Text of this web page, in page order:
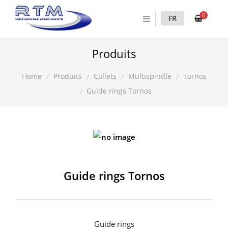
0
FR
Produits
Home Produits Collets Multispindle
Tornos
Guide rings Tornos
Guide rings Tornos
Guide rings